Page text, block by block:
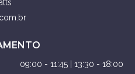
09:00 - 11:45 | 13:30 - 18:00